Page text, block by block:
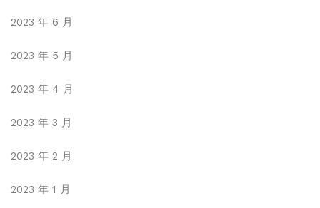
2023 年 6 月
2023 年 5 月
2023 年 4 月
2023 年 3 月
2023 年 2 月
2023 年 1 月